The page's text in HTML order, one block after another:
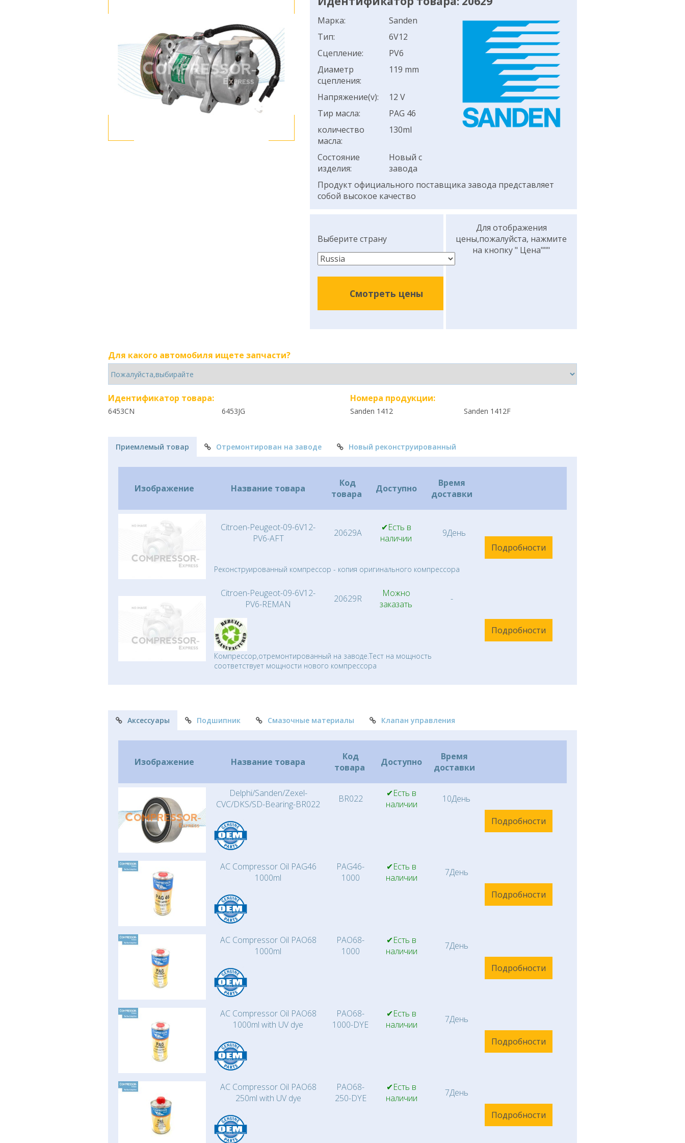
Марка:
Sanden
Тип:
6V12
Сцепление:
PV6
Диаметр
сцепления:
119 mm
Напряжение(v):
12 V
Тир масла:
PAG 46
количество
масла:
130ml
Состояние
изделия:
Новый с
завода
Продукт официального поставщика завода представляет
собой высокое качество
Выберите страну
Смотреть цены
Для отображения
цены,пожалуйста, нажмите
на кнопку " Цена"""
Для какого автомобиля ищете запчасти?
Идентификатор товара:
6453CN 6453JG
Номера продукции:
Sanden 1412 Sanden 1412F
Приемлемый товар Отремонтирован на заводе Новый реконструированный
Изображение Название товара
Код
товара
Доступно
Время
доставки
Citroen-Peugeot-09-6V12-
PV6-AFT
20629A
✔Есть в
наличии
9День
Подробности
Реконструированный компрессор - копия оригинального компрессора
Citroen-Peugeot-09-6V12-
PV6-REMAN
20629R
Можно
заказать
-
Подробности
Компрессор,отремонтированный на заводе.Тест на мощность
соответствует мощности нового компрессора
Аксессуары Подшипник Смазочные материалы Клапан управления
Изображение Название товара
Код
товара
Доступно
Время
доставки
Delphi/Sanden/Zexel-
CVC/DKS/SD-Bearing-BR022
BR022
✔Есть в
наличии
10День
Подробности
AC Compressor Oil PAG46
1000ml
PAG46-
1000
✔Есть в
наличии
7День
Подробности
AC Compressor Oil PAO68
1000ml
PAO68-
1000
✔Есть в
наличии
7День
Подробности
AC Compressor Oil PAO68
1000ml with UV dye
PAO68-
1000-DYE
✔Есть в
наличии
7День
Подробности
AC Compressor Oil PAO68
250ml with UV dye
PAO68-
250-DYE
✔Есть в
наличии
7День
Подробности